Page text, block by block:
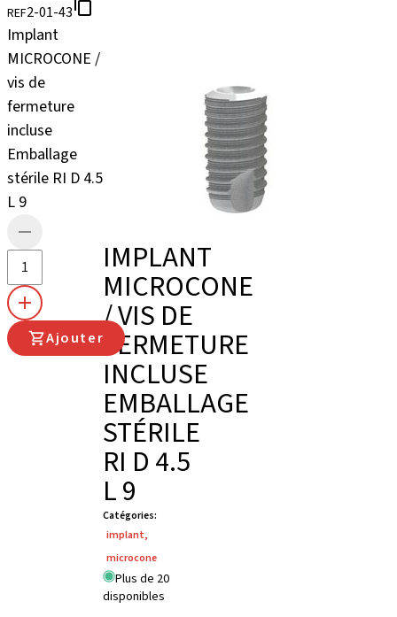
REF2-01-43
Implant
MICROCONE /
vis de
fermeture
incluse
Emballage
stérile RI D 4.5
L 9
Ajouter
IMPLANT
MICROCONE
/ VIS DE
FERMETURE
INCLUSE
EMBALLAGE
STÉRILE
RI D 4.5
L 9
Catégories:
implant,
microcone
Plus de 20
disponibles